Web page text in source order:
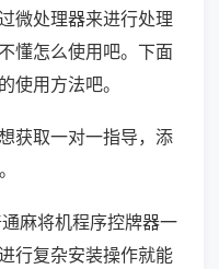
微处理器来进行处理
懂怎么使用吧。下面
使用方法吧。
获取一对一指导，添
麻将机程序控牌器一
行复杂安装操作就能